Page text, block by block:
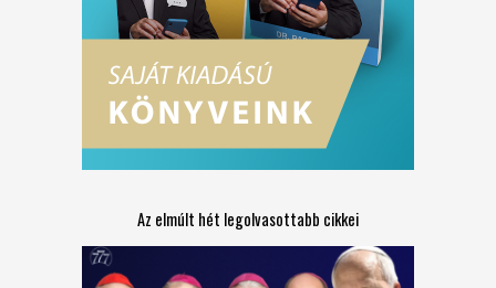
Az elmúlt hét legolvasottabb cikkei